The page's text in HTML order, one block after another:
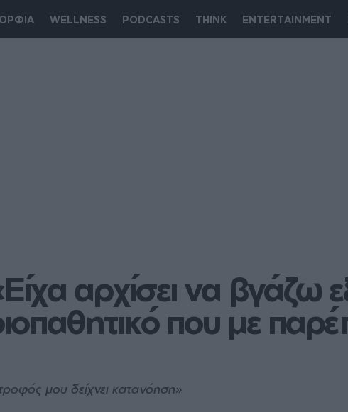
WELLNESS PODCASTS THINK ENTERTAINMENT
αρχίσει να βγάζω
που με
μου δείχνει κατανόηση»